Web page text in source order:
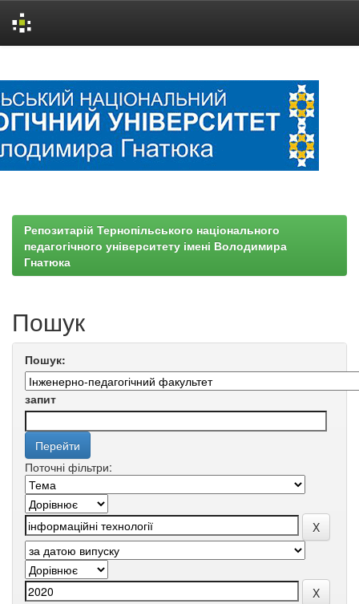
Репозитарій Тернопільського національного
педагогічного університету імені Володимира
Гнатюка
Пошук
Пошук:
запит
Поточні фільтри: